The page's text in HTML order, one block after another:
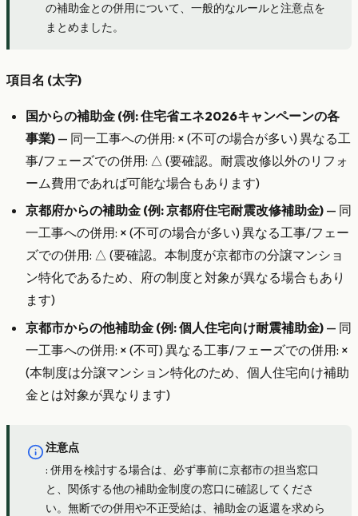
の補助金との併用について、一般的なルールと注意点を
まとめました。
項目名 (太字)
国からの補助金 (例: 住宅省エネ2026キャンペーンの各
事業) — 同一工事への併用: × (不可の場合が多い) 異なる工
事/フェーズでの併用: △ (要確認。耐震改修以外のリフォ
ーム費用であれば可能な場合もあります)
京都府からの補助金 (例: 京都府住宅耐震改修補助金) — 同
一工事への併用: × (不可の場合が多い) 異なる工事/フェー
ズでの併用: △ (要確認。本制度が京都市の分譲マンショ
ン特化であるため、府の制度と対象が異なる場合もあり
ます)
京都市からの他補助金 (例: 個人住宅向け耐震補助金) — 同
一工事への併用: × (不可) 異なる工事/フェーズでの併用: ×
(本制度は分譲マンション特化のため、個人住宅向け補助
金とは対象が異なります)
注意点
: 併用を検討する場合は、必ず事前に京都市の担当窓口
と、関係する他の補助金制度の窓口に確認してくださ
い。無断での併用や不正受給は、補助金の返還を求めら